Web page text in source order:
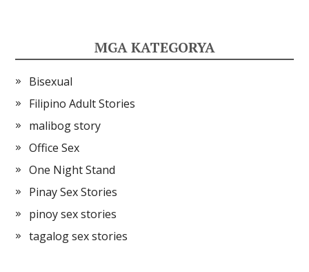
MGA KATEGORYA
Bisexual
Filipino Adult Stories
malibog story
Office Sex
One Night Stand
Pinay Sex Stories
pinoy sex stories
tagalog sex stories